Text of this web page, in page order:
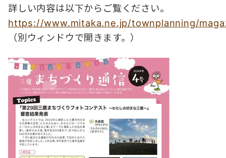
詳しい内容は以下からご覧ください。
https://www.mitaka.ne.jp/townplanning/
（別ウィンドウで開きます。）